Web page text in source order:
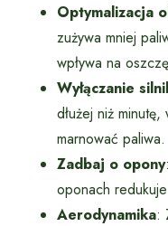
Optymalizacja
zużywa mniej
wpływa na
Wyłączanie
dłużej niż
marnować paliwa.
Zadbaj o opony
oponach
Aerodynamika: